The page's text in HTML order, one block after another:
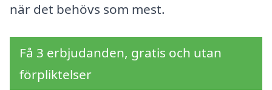
när det behövs som mest.
Få 3 erbjudanden, gratis och utan
förpliktelser